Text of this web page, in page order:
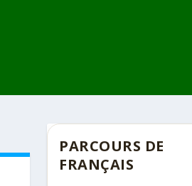
PARCOURS DE
FRANÇAIS